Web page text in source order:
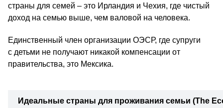
страны для семей – это Ирландия и Чехия, где чистый
доход на семью выше, чем валовой на человека.
Единственный член организации OЭCР, где супруги
с детьми не получают никакой компенсации от
правительства, это Мексика.
Идеальные страны для проживания семьи (The